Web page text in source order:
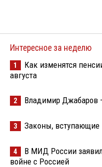
Интересное за неделю
1
Как изменятся
августа
2 Владимир Джабаров
3 Законы, вступающие
4
В МИД России
войне с Россией